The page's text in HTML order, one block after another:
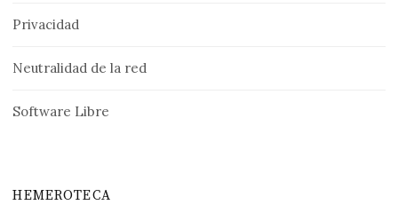
Privacidad
Neutralidad de la red
Software Libre
HEMEROTECA